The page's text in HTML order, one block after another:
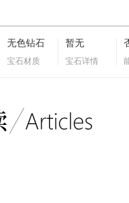
无色钻石
宝石材质
暂无
宝石详情